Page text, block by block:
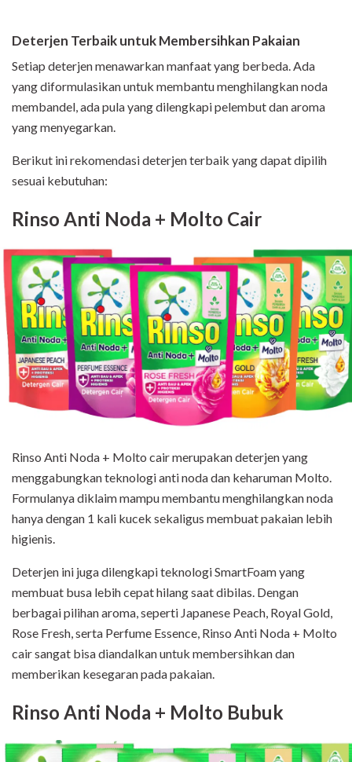
Deterjen Terbaik untuk Membersihkan Pakaian
Setiap deterjen menawarkan manfaat yang berbeda. Ada
yang diformulasikan untuk membantu menghilangkan noda
membandel, ada pula yang dilengkapi pelembut dan aroma
yang menyegarkan.
Berikut ini rekomendasi deterjen terbaik yang dapat dipilih
sesuai kebutuhan:
Rinso Anti Noda + Molto Cair
Rinso Anti Noda + Molto cair merupakan deterjen yang
menggabungkan teknologi anti noda dan keharuman Molto.
Formulanya diklaim mampu membantu menghilangkan noda
hanya dengan 1 kali kucek sekaligus membuat pakaian lebih
higienis.
Deterjen ini juga dilengkapi teknologi SmartFoam yang
membuat busa lebih cepat hilang saat dibilas. Dengan
berbagai pilihan aroma, seperti Japanese Peach, Royal Gold,
Rose Fresh, serta Perfume Essence, Rinso Anti Noda + Molto
cair sangat bisa diandalkan untuk membersihkan dan
memberikan kesegaran pada pakaian.
Rinso Anti Noda + Molto Bubuk